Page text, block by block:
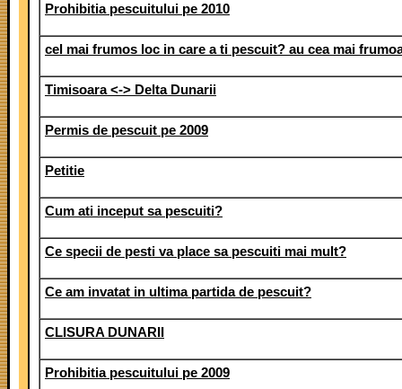
Prohibitia pescuitului pe 2010
cel mai frumos loc in care a ti pescuit? au cea mai
Timisoara <-> Delta Dunarii
Permis de pescuit pe 2009
Petitie
Cum ati inceput sa pescuiti?
Ce specii de pesti va place sa pescuiti mai mult?
Ce am invatat in ultima partida de pescuit?
CLISURA DUNARII
Prohibitia pescuitului pe 2009